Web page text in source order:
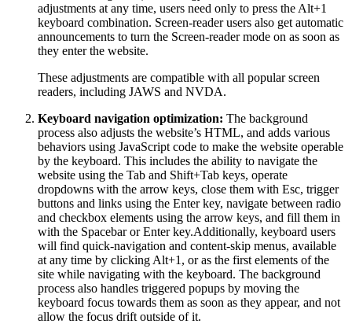
adjustments at any time, users need only to press the Alt+1
keyboard combination. Screen-reader users also get automatic
announcements to turn the Screen-reader mode on as soon as
they enter the website.
These adjustments are compatible with all popular screen
readers, including JAWS and NVDA.
Keyboard navigation optimization: The background
process also adjusts the website’s HTML, and adds various
behaviors using JavaScript code to make the website operable
by the keyboard. This includes the ability to navigate the
website using the Tab and Shift+Tab keys, operate
dropdowns with the arrow keys, close them with Esc, trigger
buttons and links using the Enter key, navigate between radio
and checkbox elements using the arrow keys, and fill them in
with the Spacebar or Enter key.Additionally, keyboard users
will find quick-navigation and content-skip menus, available
at any time by clicking Alt+1, or as the first elements of the
site while navigating with the keyboard. The background
process also handles triggered popups by moving the
keyboard focus towards them as soon as they appear, and not
allow the focus drift outside of it.